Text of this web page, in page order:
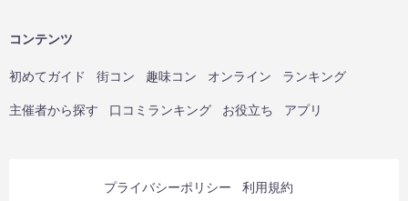
コンテンツ
初めてガイド 街コン 趣味コン オンライン ランキング
主催者から探す 口コミランキング お役立ち アプリ
プライバシーポリシー 利用規約